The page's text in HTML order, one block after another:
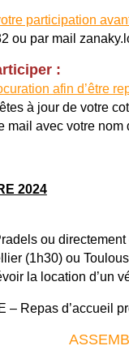
participation
ou par mail
:
afin d’être
à jour de votre
mail avec votre nom
2024
ou directement
(1h30) ou
la location d’un
– Repas d’accueil